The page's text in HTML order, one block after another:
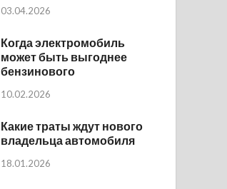
03.04.2026
Когда электромобиль
может быть выгоднее
бензинового
10.02.2026
Какие траты ждут нового
владельца автомобиля
18.01.2026